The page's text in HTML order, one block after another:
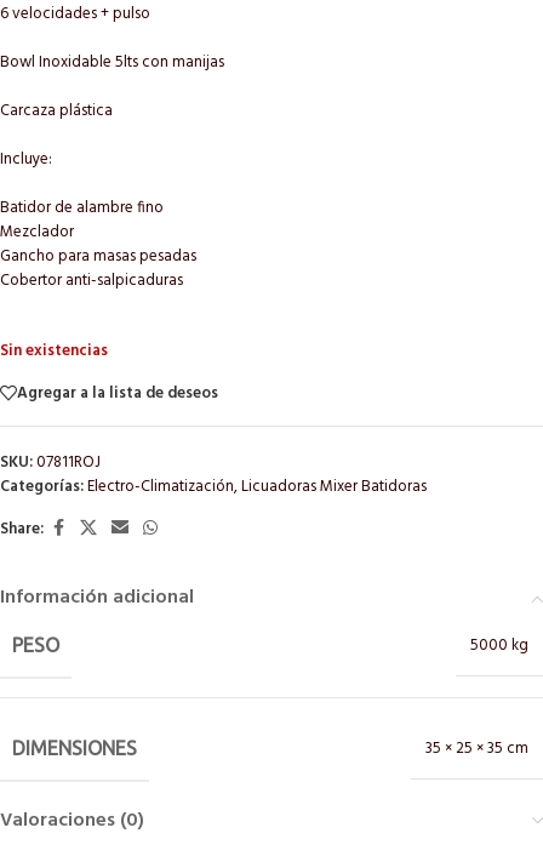
6 velocidades + pulso
Bowl Inoxidable 5lts con manijas
Carcaza plástica
Incluye:
Batidor de alambre fino
Mezclador
Gancho para masas pesadas
Cobertor anti-salpicaduras
Sin existencias
Agregar a la lista de deseos
SKU:07811ROJ
Categorías:Electro-Climatización,Licuadoras Mixer Batidoras
Share:
Información adicional
PESO 5000 kg
DIMENSIONES 35 × 25 × 35 cm
Valoraciones (0)